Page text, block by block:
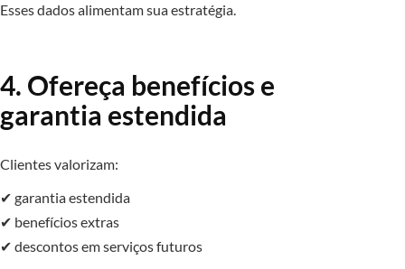
Esses dados alimentam sua estratégia.
4. Ofereça benefícios e
garantia estendida
Clientes valorizam:
✔ garantia estendida
✔ benefícios extras
✔ descontos em serviços futuros